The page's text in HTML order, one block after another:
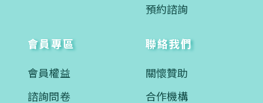
預約諮詢
會員專區
會員權益
諮詢問卷
聯絡我們
關懷贊助
合作機構